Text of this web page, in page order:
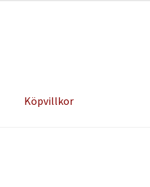
Köpvillkor